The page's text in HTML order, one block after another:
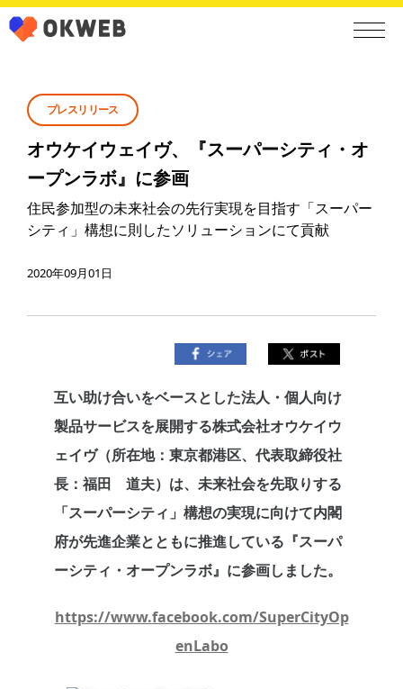
プレスリリース
オウケイウェイヴ、『スーパーシティ・オ
ープンラボ』に参画
住民参加型の未来社会の先行実現を目指す「スーパー
シティ」構想に則したソリューションにて貢献
2020年09月01日
互い助け合いをベースとした法人・個人向け
製品サービスを展開する株式会社オウケイウ
ェイヴ（所在地：東京都港区、代表取締役社
長：福田 道夫）は、未来社会を先取りする
「スーパーシティ」構想の実現に向けて内閣
府が先進企業とともに推進している『スーパ
ーシティ・オープンラボ』に参画しました。
https://www.facebook.com/SuperCityOp
enLabo